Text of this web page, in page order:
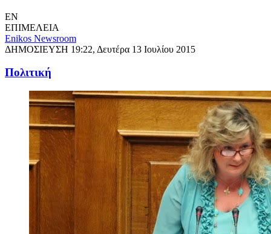
EN
ΕΠΙΜΕΛΕΙΑ
Enikos Newsroom
ΔΗΜΟΣΙΕΥΣΗ 19:22, Δευτέρα 13 Ιουλίου 2015
Πολιτική